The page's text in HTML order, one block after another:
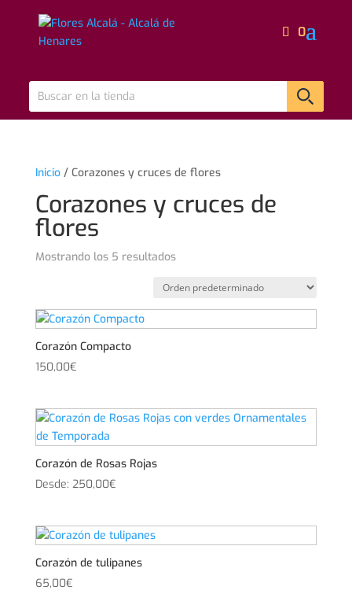
0
Inicio/ Corazones y cruces de flores
Corazones y cruces de
flores
Mostrando los 5 resultados
Corazón Compacto
150,00€
Corazón de Rosas Rojas
Desde: 250,00€
Corazón de tulipanes
65,00€